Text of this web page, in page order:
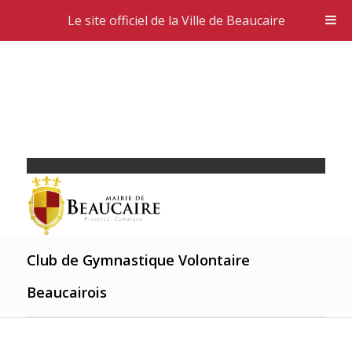
Club de Gymnastique Volontaire
Beaucairois
Le site officiel de la Ville de Beaucaire